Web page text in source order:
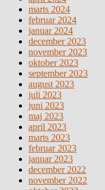
marts 2024
februar 2024
januar 2024
december 2023
november 2023
oktober 2023
september 2023
august 2023
juli 2023
juni 2023
maj 2023
april 2023
marts 2023
februar 2023
januar 2023
december 2022
november 2022